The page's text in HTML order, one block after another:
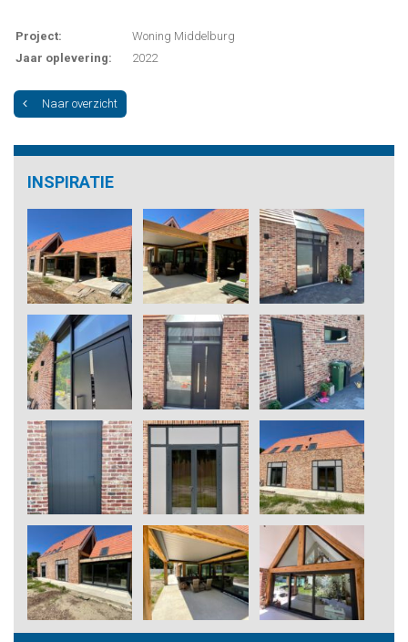
Project:
Woning Middelburg
Jaar oplevering:
2022
Naar overzicht
INSPIRATIE